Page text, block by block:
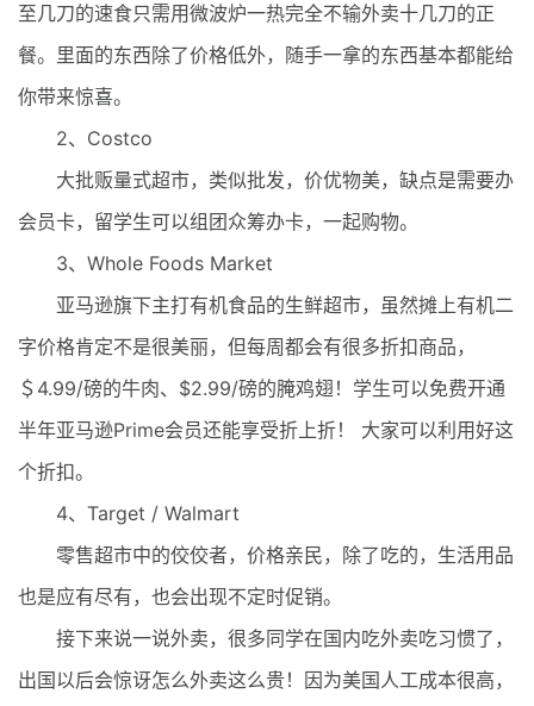
至几刀的速食只需用微波炉一热完全不输外卖十几刀的正
餐。里面的东西除了价格低外，随手一拿的东西基本都能给
你带来惊喜。
2、Costco
大批贩量式超市，类似批发，价优物美，缺点是需要办
会员卡，留学生可以组团众筹办卡，一起购物。
3、Whole Foods Market
亚马逊旗下主打有机食品的生鲜超市，虽然摊上有机二
字价格肯定不是很美丽，但每周都会有很多折扣商品，
＄4.99/磅的牛肉、$2.99/磅的腌鸡翅！学生可以免费开通
半年亚马逊Prime会员还能享受折上折！ 大家可以利用好这
个折扣。
4、Target / Walmart
零售超市中的佼佼者，价格亲民，除了吃的，生活用品
也是应有尽有，也会出现不定时促销。
接下来说一说外卖，很多同学在国内吃外卖吃习惯了，
出国以后会惊讶怎么外卖这么贵！因为美国人工成本很高，